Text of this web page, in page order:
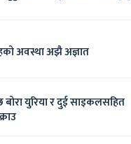
अवस्था अझै अज्ञात
युरिया र दुई साइकलसहित